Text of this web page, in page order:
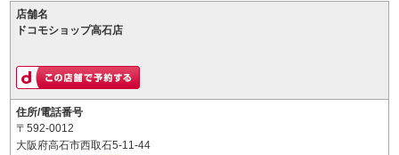
店舗名
ドコモショップ高石店
住所/電話番号
〒592-0012
大阪府高石市西取石5-11-44